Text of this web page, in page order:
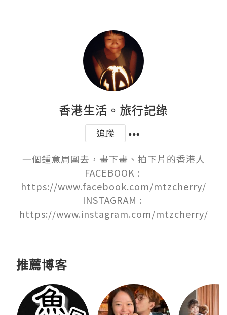
香港生活。旅行記錄
追蹤
一個鍾意周圍去，畫下畫、拍下片的香港人
FACEBOOK :
https://www.facebook.com/mtzcherry/
INSTAGRAM :
https://www.instagram.com/mtzcherry/
推薦博客